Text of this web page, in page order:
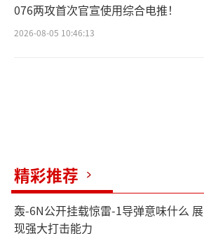
076两攻首次官宣使用综合电推！
2026-08-05 10:46:13
精彩推荐
轰-6N公开挂载惊雷-1导弹意味什么 展
现强大打击能力